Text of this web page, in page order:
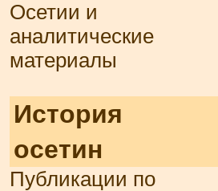
Осетии и
аналитические
материалы
История
осетин
Публикации по